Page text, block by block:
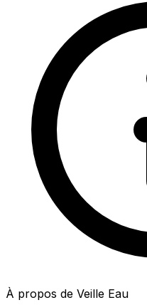
À propos de Veille Eau